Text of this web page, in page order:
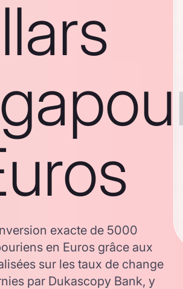
exacte de 5000
en Euros grâce aux
sur les taux de change
par Dukascopy Bank, y